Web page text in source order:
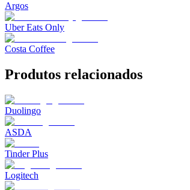
Argos
Uber Eats Only
Costa Coffee
Produtos relacionados
Duolingo
ASDA
Tinder Plus
Logitech